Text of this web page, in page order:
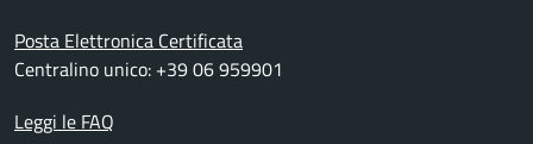
Posta Elettronica Certificata
Centralino unico: +39 06 959901
Leggi le FAQ